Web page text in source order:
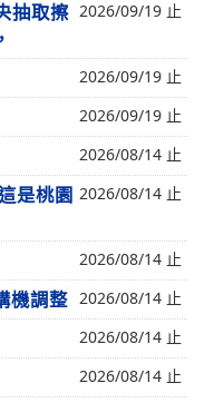
抽取擦 2026/09/19 止
2026/09/19 止
2026/09/19 止
2026/08/14 止
是桃園 2026/08/14 止
2026/08/14 止
機調整 2026/08/14 止
2026/08/14 止
2026/08/14 止